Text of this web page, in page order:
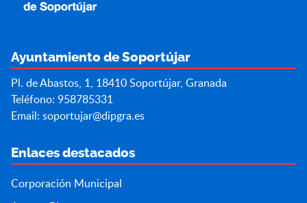
Ayuntamiento de Soportújar
Pl. de Abastos, 1, 18410 Soportújar, Granada
Teléfono: 958785331
Email: soportujar@dipgra.es
Enlaces destacados
Corporación Municipal